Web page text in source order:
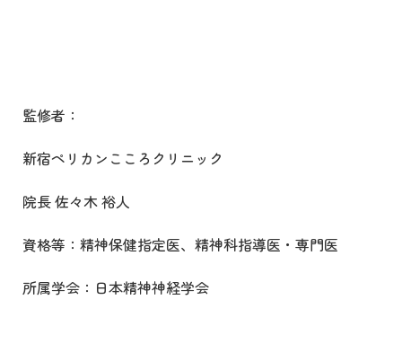
監修者：
新宿ペリカンこころクリニック
院長 佐々木 裕人
資格等：精神保健指定医、精神科指導医・専門医
所属学会：日本精神神経学会